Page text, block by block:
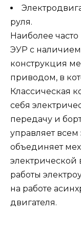
руля.
Наиболее
ЭУР с наличием
конструкция
приводом, в
Классическая
себя
передачу и
управляет всем
объединяет
работы
на работе
двигателя.